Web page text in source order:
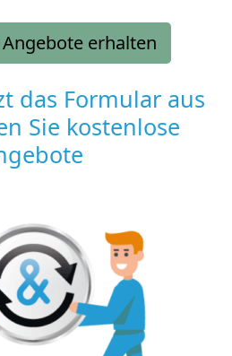
erhalten
das Formular aus
Sie kostenlose